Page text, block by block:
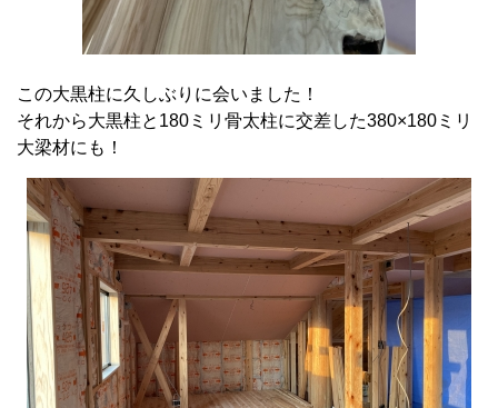
この大黒柱に久しぶりに会いました！
それから大黒柱と180ミリ骨太柱に交差した380×180ミリ
大梁材にも！